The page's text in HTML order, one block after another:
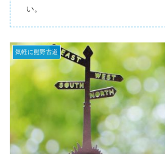
い。
気軽に熊野古道